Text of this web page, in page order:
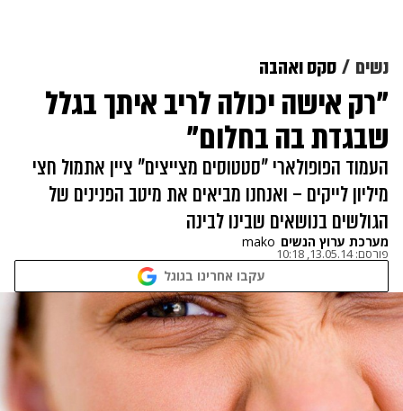
נשים סקס ואהבה
"רק אישה יכולה לריב איתך בגלל
שבגדת בה בחלום"
העמוד הפופולארי "סטטוסים מצייצים" ציין אתמול חצי
מיליון לייקים – ואנחנו מביאים את מיטב הפנינים של
הגולשים בנושאים שבינו לבינה
מערכת ערוץ הנשים mako
פורסם:13.05.14, 10:18
עקבו אחרינו בגוגל